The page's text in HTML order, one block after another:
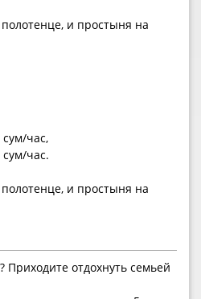
и простыня на
час,
час.
и простыня на
отдохнуть семьей